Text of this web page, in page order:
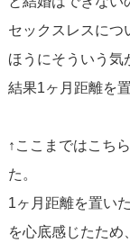
セックスレスにつ
ほうにそういう気
結果1ヶ月距離を
↑ここまではこち
た。
1ヶ月距離を置い
を心底感じたため